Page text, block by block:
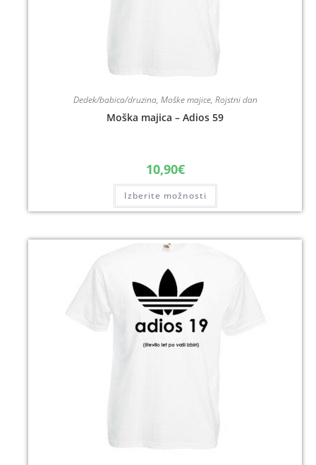
Dedek/babica/druzina, Moške majice, Rojstni dan
Moška majica – Adios 59
10,90€
Izberite možnosti